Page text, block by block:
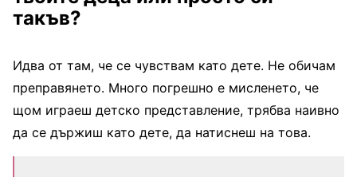
такъв?
Идва от там, че се чувствам като дете. Не обичам
преправянето. Много погрешно е мисленето, че
щом играеш детско представление, трябва наивно
да се държиш като дете, да натиснеш на това.